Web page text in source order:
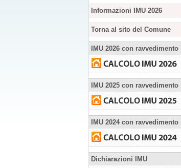
Informazioni IMU 2026
Torna al sito del Comune
IMU 2026 con ravvedimento
IMU 2025 con ravvedimento
IMU 2024 con ravvedimento
Dichiarazioni IMU